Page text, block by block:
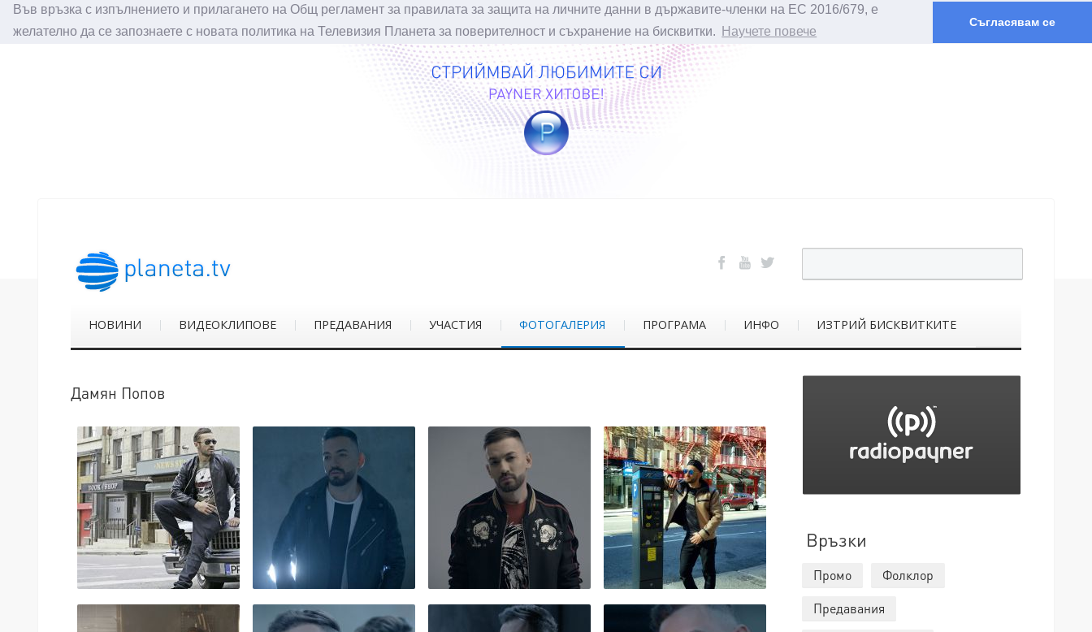
Във връзка с изпълнението и прилагането на Общ регламент за правилата за защита на личните данни в държавите-членки на ЕС 2016/679, е
желателно да се запознаете с новата политика на Телевизия Планета за поверителност и съхранение на бисквитки.
Научете повече
Съгласявам се
НОВИНИ ВИДЕОКЛИПОВЕ ПРЕДАВАНИЯ УЧАСТИЯ ФОТОГАЛЕРИЯ ПРОГРАМА ИНФО ИЗТРИЙ БИСКВИТКИТЕ
Дамян Попов
Връзки
Промо
Фолклор
Предавания